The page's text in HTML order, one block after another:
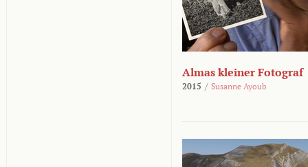
Almas kleiner Fotograf
2015 / Susanne Ayoub